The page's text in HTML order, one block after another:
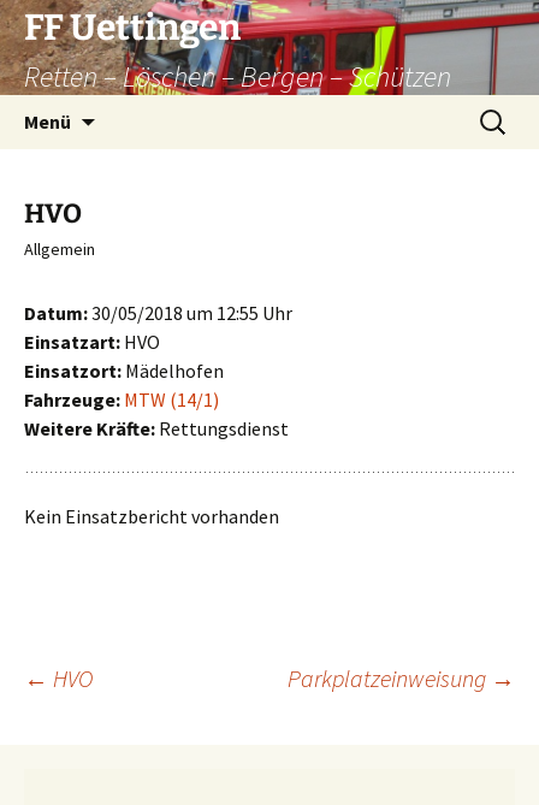
Zum
Inhalt
springen
FF Uettingen
Retten – Löschen – Bergen – Schützen
Menü
Suchen
nach:
HVO
Allgemein
Datum:30/05/2018 um 12:55 Uhr
Einsatzart: HVO
Einsatzort: Mädelhofen
Fahrzeuge: MTW (14/1)
Weitere Kräfte: Rettungsdienst
Kein Einsatzbericht vorhanden
Beitragsnavigation
← HVO Parkplatzeinweisung →